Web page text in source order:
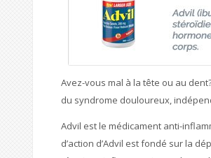
Avez-vous mal à la tête ou au
du syndrome douloureux,
Advil est le médicament anti-
d’action d’Advil est fondé sur la